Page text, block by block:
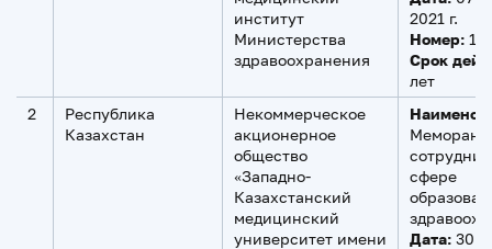
институт
Министерства
здравоохранения
2021 г.
Номер: 127
Срок
лет
2
Республика
Казахстан
Некоммерческое
акционерное
общество
«Западно-
Казахстанский
медицинский
университет имени
сфере
Дата: 30